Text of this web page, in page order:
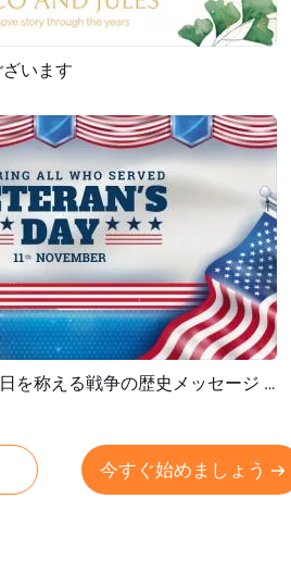
ュー
います
ュー AI再生成 現実的な退役軍人の日を称える戦争の歴史メッセージ スライドショー
今すぐ始めましょう